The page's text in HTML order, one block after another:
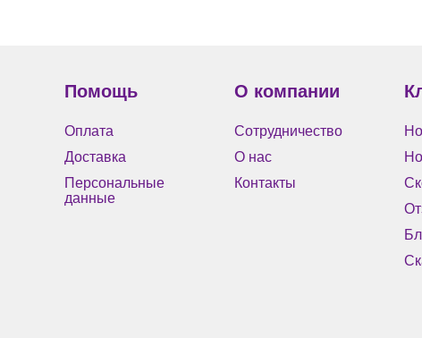
Помощь
Оплата
Доставка
Персональные
данные
О компании
Сотрудничество
О нас
Контакты